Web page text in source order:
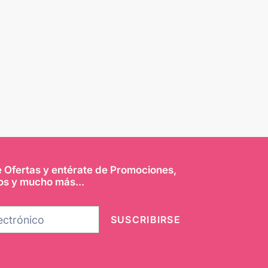
Ofertas y entérate de Promociones,
y mucho más...
SUSCRIBIRSE